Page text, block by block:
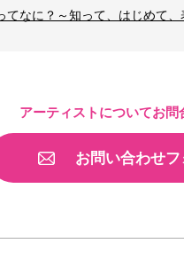
てなに？～知って、はじめて
アーティストについてお問
お問い合わせ